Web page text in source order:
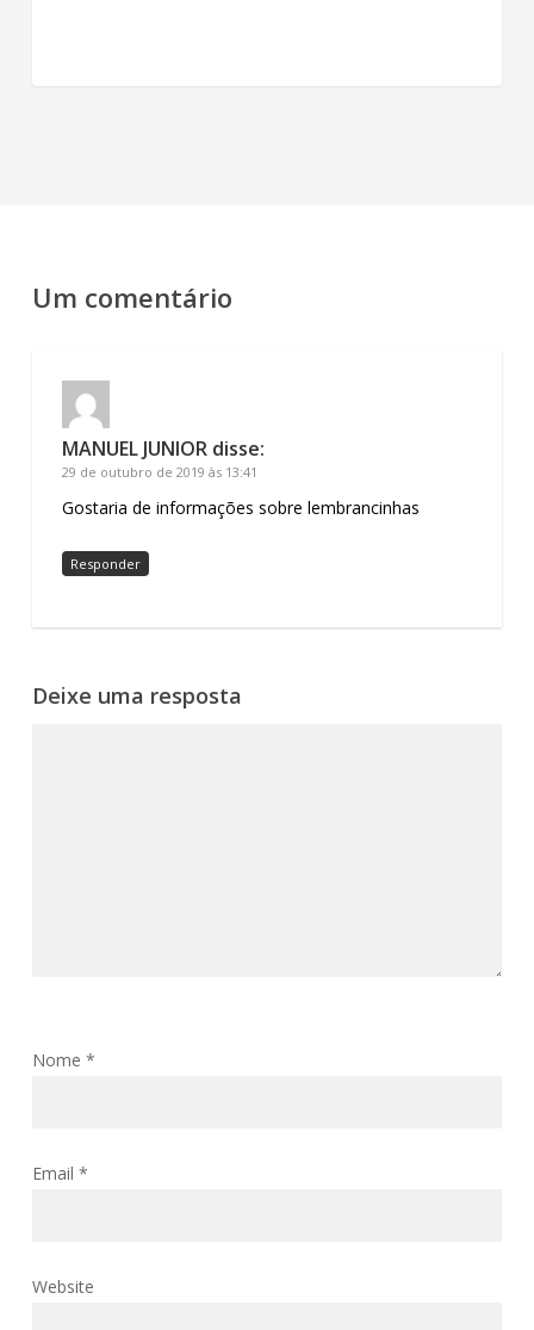
Um comentário
MANUEL JUNIOR disse:
29 de outubro de 2019 às 13:41
Gostaria de informações sobre lembrancinhas
Responder
Deixe uma resposta
Nome *
Email *
Website